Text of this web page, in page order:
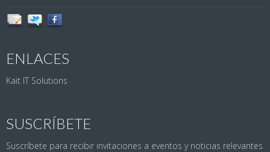
ENLACES
Kait IT Solutions
SUSCRÍBETE
Suscríbete para recibir invitaciones a eventos y noticias relevantes